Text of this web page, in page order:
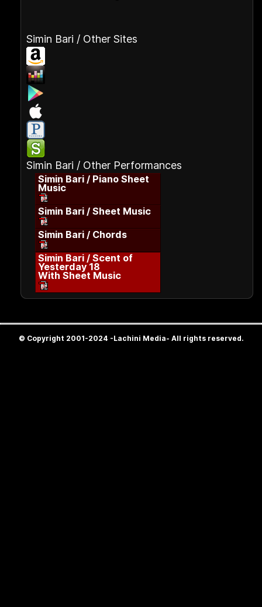
Simin Bari / Other Sites
Simin Bari / Other Performances
Simin Bari / Piano Sheet
Music
Simin Bari / Sheet Music
Simin Bari / Chords
Simin Bari / Scent of
Yesterday 18
With Sheet Music
© Copyright 2001-2024 -Lachini Media- All rights reserved.